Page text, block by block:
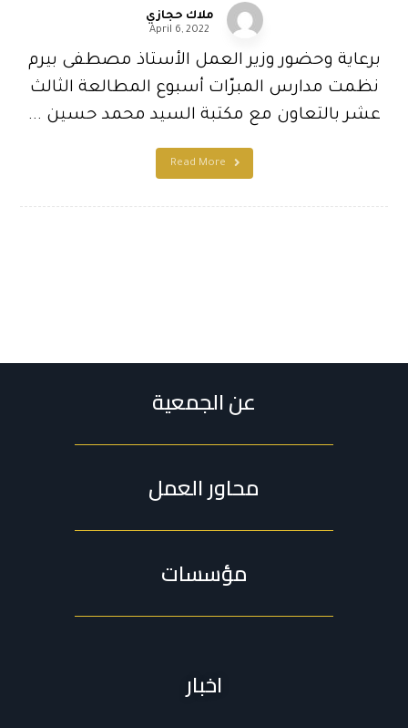
ملاك حجازي
April 6, 2022
برعاية وحضور وزير العمل الأستاذ مصطفى بيرم
نظمت مدارس المبرّات أسبوع المطالعة الثالث
عشر بالتعاون مع مكتبة السيد محمد حسين ...
Read More
عن الجمعية
محاور العمل
مؤسسات
اخبار